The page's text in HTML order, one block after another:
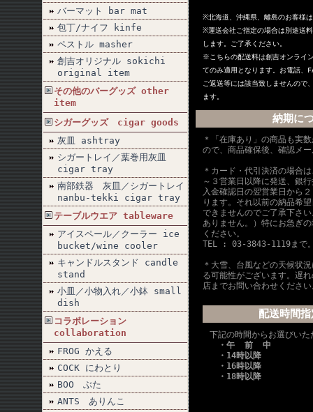
バーマット bar mat
包丁/ナイフ kinfe
ペストル masher
創吉オリジナル sokichi
original item
その他のバーグッズ other
item
シガーグッズ cigar goods
灰皿 ashtray
シガートレイ／葉巻用灰皿
cigar tray
南部鉄器 灰皿／シガートレイ
nanbu-tekki cigar tray
テーブルウエア tableware
アイスペール／クーラー ice
bucket/wine cooler
キャンドルスタンド candle
stand
小皿／小物入れ／小鉢 small
dish
コラボレーション
collaboration
FROG かえる
COCK にわとり
BOO ぶた
ANTS ありんこ
※北海道、沖縄県、離島のお客様
※運送会社ご指定の場合は別途送
します。ご了承ください。
※こちらの配送料は創吉オンライ
てのみ適用となります。お電話、
ご返送等には該当致しませんので
ます。
納期に
＊「在庫あり」の商品も実
ので、商品確保後、確認メ
＊カード・代引決済の場合
～３営業日以降に発送、銀
入金確認日の翌営業日から
ります。それ以前の納品希
できませんのでご了承下さ
ありません。）特にお急ぎ
ください。
TEL : 03-3843-1119まで
＊大雪、台風などの天候状
る可能性がございます。遅
店までお問い合わせくださ
配送時間
下記の時間からお選びいた
・午 前 中
・14時以降
・16時以降
・18時以降